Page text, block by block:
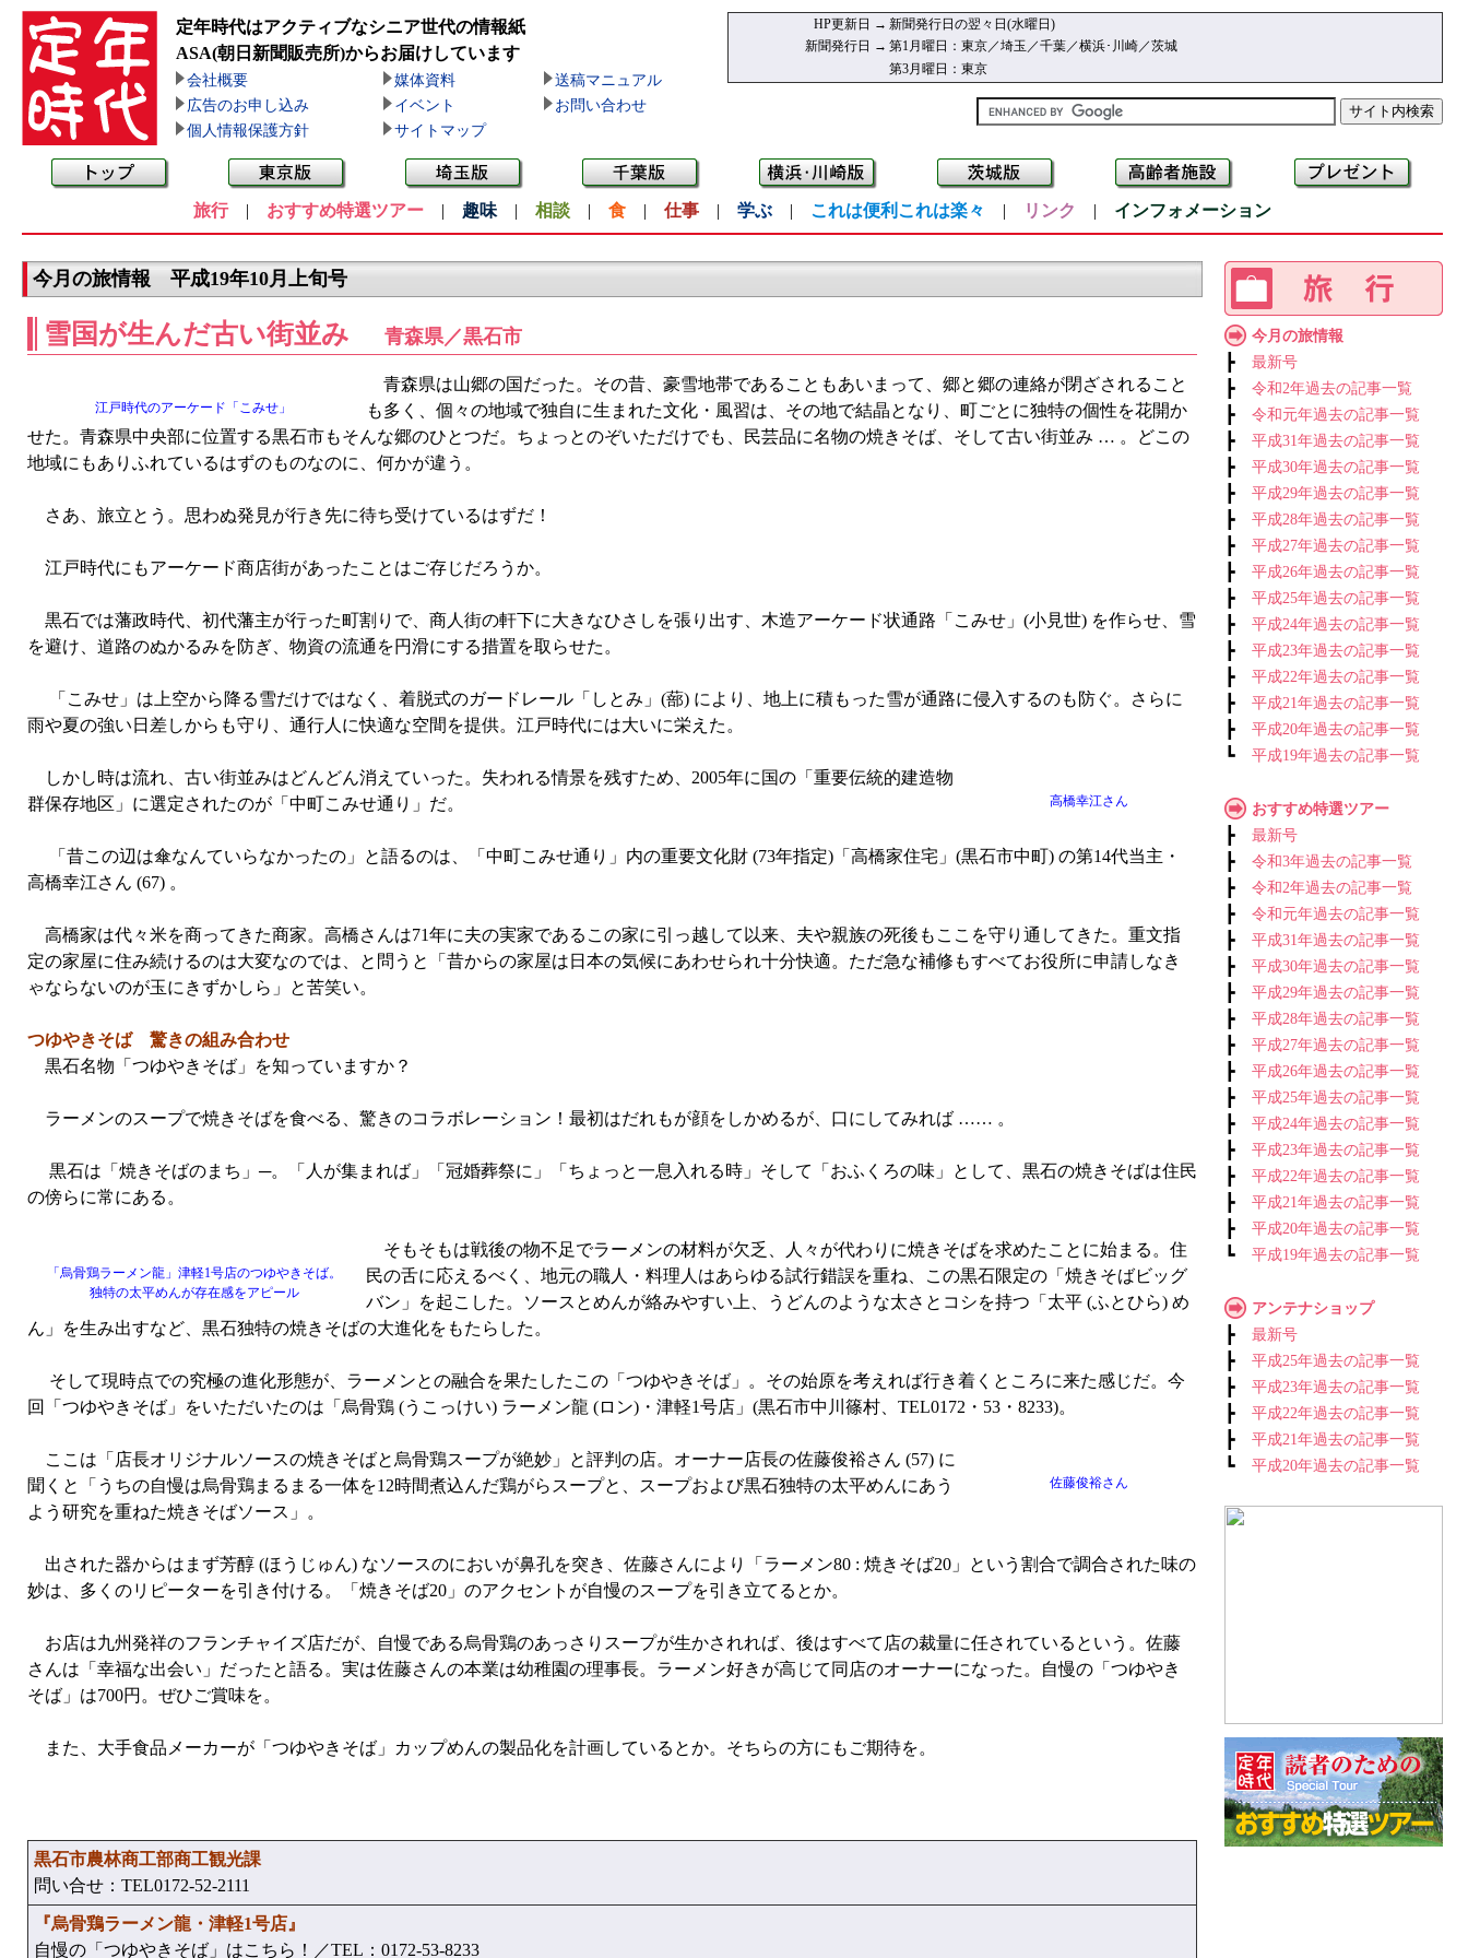
定年時代はアクティブなシニア世代の情報紙
ASA(朝日新聞販売所)からお届けしています
会社概要 媒体資料
送稿マニュアル
広告のお申し込み
イベント
お問い合わせ
個人情報保護方針
サイトマップ
HP更新日 → 新聞発行日の翌々日(水曜日)
新聞発行日 → 第1月曜日：東京／埼玉／千葉／横浜･川崎／茨城
第3月曜日：東京
旅行| おすすめ特選ツアー | 趣味 | 相談 | 食 | 仕事 | 学ぶ | これは便利これは楽々 | リンク | インフォメーション
今月の旅情報 平成19年10月上旬号
雪国が生んだ古い街並み 青森県／黒石市
江戸時代のアーケード「こみせ」
青森県は山郷の国だった。その昔、豪雪地帯であることもあいまって、郷と郷の連絡が閉ざされること
も多く、個々の地域で独自に生まれた文化・風習は、その地で結晶となり、町ごとに独特の個性を花開か
せた。青森県中央部に位置する黒石市もそんな郷のひとつだ。ちょっとのぞいただけでも、民芸品に名物の焼きそば、そして古い街並み … 。どこの
地域にもありふれているはずのものなのに、何かが違う。
さあ、旅立とう。思わぬ発見が行き先に待ち受けているはずだ！
江戸時代にもアーケード商店街があったことはご存じだろうか。
黒石では藩政時代、初代藩主が行った町割りで、商人街の軒下に大きなひさしを張り出す、木造アーケード状通路「こみせ」(小見世) を作らせ、雪
を避け、道路のぬかるみを防ぎ、物資の流通を円滑にする措置を取らせた。
「こみせ」は上空から降る雪だけではなく、着脱式のガードレール「しとみ」(蔀) により、地上に積もった雪が通路に侵入するのも防ぐ。さらに
雨や夏の強い日差しからも守り、通行人に快適な空間を提供。江戸時代には大いに栄えた。
高橋幸江さん
しかし時は流れ、古い街並みはどんどん消えていった。失われる情景を残すため、2005年に国の「重要伝統的建造物
群保存地区」に選定されたのが「中町こみせ通り」だ。
「昔この辺は傘なんていらなかったの」と語るのは、「中町こみせ通り」内の重要文化財 (73年指定)「高橋家住宅」(黒石市中町) の第14代当主・
高橋幸江さん (67) 。
高橋家は代々米を商ってきた商家。高橋さんは71年に夫の実家であるこの家に引っ越して以来、夫や親族の死後もここを守り通してきた。重文指
定の家屋に住み続けるのは大変なのでは、と問うと「昔からの家屋は日本の気候にあわせられ十分快適。ただ急な補修もすべてお役所に申請しなき
ゃならないのが玉にきずかしら」と苦笑い。
つゆやきそば 驚きの組み合わせ
黒石名物「つゆやきそば」を知っていますか？
ラーメンのスープで焼きそばを食べる、驚きのコラボレーション！最初はだれもが顔をしかめるが、口にしてみれば …… 。
黒石は「焼きそばのまち」─。「人が集まれば」「冠婚葬祭に」「ちょっと一息入れる時」そして「おふくろの味」として、黒石の焼きそばは住民
の傍らに常にある。
「烏骨鶏ラーメン龍」津軽1号店のつゆやきそば。
独特の太平めんが存在感をアピール
そもそもは戦後の物不足でラーメンの材料が欠乏、人々が代わりに焼きそばを求めたことに始まる。住
民の舌に応えるべく、地元の職人・料理人はあらゆる試行錯誤を重ね、この黒石限定の「焼きそばビッグ
バン」を起こした。ソースとめんが絡みやすい上、うどんのような太さとコシを持つ「太平 (ふとひら) め
ん」を生み出すなど、黒石独特の焼きそばの大進化をもたらした。
そして現時点での究極の進化形態が、ラーメンとの融合を果たしたこの「つゆやきそば」。その始原を考えれば行き着くところに来た感じだ。今
回「つゆやきそば」をいただいたのは「烏骨鶏 (うこっけい) ラーメン龍 (ロン)・津軽1号店」(黒石市中川篠村、TEL0172・53・8233)。
佐藤俊裕さん
ここは「店長オリジナルソースの焼きそばと烏骨鶏スープが絶妙」と評判の店。オーナー店長の佐藤俊裕さん (57) に
聞くと「うちの自慢は烏骨鶏まるまる一体を12時間煮込んだ鶏がらスープと、スープおよび黒石独特の太平めんにあう
よう研究を重ねた焼きそばソース」。
出された器からはまず芳醇 (ほうじゅん) なソースのにおいが鼻孔を突き、佐藤さんにより「ラーメン80 : 焼きそば20」という割合で調合された味の
妙は、多くのリピーターを引き付ける。「焼きそば20」のアクセントが自慢のスープを引き立てるとか。
お店は九州発祥のフランチャイズ店だが、自慢である烏骨鶏のあっさりスープが生かされれば、後はすべて店の裁量に任されているという。佐藤
さんは「幸福な出会い」だったと語る。実は佐藤さんの本業は幼稚園の理事長。ラーメン好きが高じて同店のオーナーになった。自慢の「つゆやき
そば」は700円。ぜひご賞味を。
また、大手食品メーカーが「つゆやきそば」カップめんの製品化を計画しているとか。そちらの方にもご期待を。
黒石市農林商工部商工観光課
問い合せ：TEL0172-52-2111
『烏骨鶏ラーメン龍・津軽1号店』
自慢の「つゆやきそば」はこちら！／TEL：0172-53-8233
今月の旅情報
┣ 最新号
┣ 令和2年過去の記事一覧
┣ 令和元年過去の記事一覧
┣ 平成31年過去の記事一覧
┣ 平成30年過去の記事一覧
┣ 平成29年過去の記事一覧
┣ 平成28年過去の記事一覧
┣ 平成27年過去の記事一覧
┣ 平成26年過去の記事一覧
┣ 平成25年過去の記事一覧
┣ 平成24年過去の記事一覧
┣ 平成23年過去の記事一覧
┣ 平成22年過去の記事一覧
┣ 平成21年過去の記事一覧
┣ 平成20年過去の記事一覧
┗ 平成19年過去の記事一覧
おすすめ特選ツアー
┣ 最新号
┣ 令和3年過去の記事一覧
┣ 令和2年過去の記事一覧
┣ 令和元年過去の記事一覧
┣ 平成31年過去の記事一覧
┣ 平成30年過去の記事一覧
┣ 平成29年過去の記事一覧
┣ 平成28年過去の記事一覧
┣ 平成27年過去の記事一覧
┣ 平成26年過去の記事一覧
┣ 平成25年過去の記事一覧
┣ 平成24年過去の記事一覧
┣ 平成23年過去の記事一覧
┣ 平成22年過去の記事一覧
┣ 平成21年過去の記事一覧
┣ 平成20年過去の記事一覧
┗ 平成19年過去の記事一覧
アンテナショップ
┣ 最新号
┣ 平成25年過去の記事一覧
┣ 平成23年過去の記事一覧
┣ 平成22年過去の記事一覧
┣ 平成21年過去の記事一覧
┗ 平成20年過去の記事一覧